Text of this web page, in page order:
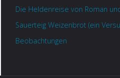
Die Heldenreise von Roman
Sauerteig Weizenbrot (ein
Beobachtungen